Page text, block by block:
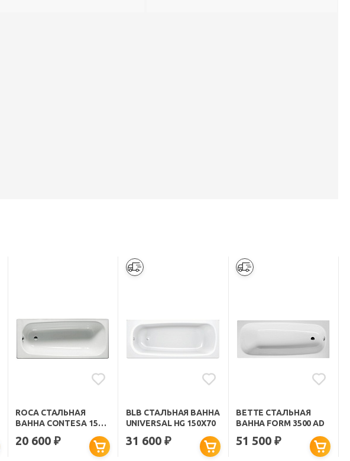
ROCA СТАЛЬНАЯ
ВАННА CONTESA 150
20 600₽
BLB СТАЛЬНАЯ ВАННА
UNIVERSAL HG 150X70
31 600 ₽
BETTE СТАЛЬНАЯ
ВАННА FORM 3500 AD
51 500 ₽